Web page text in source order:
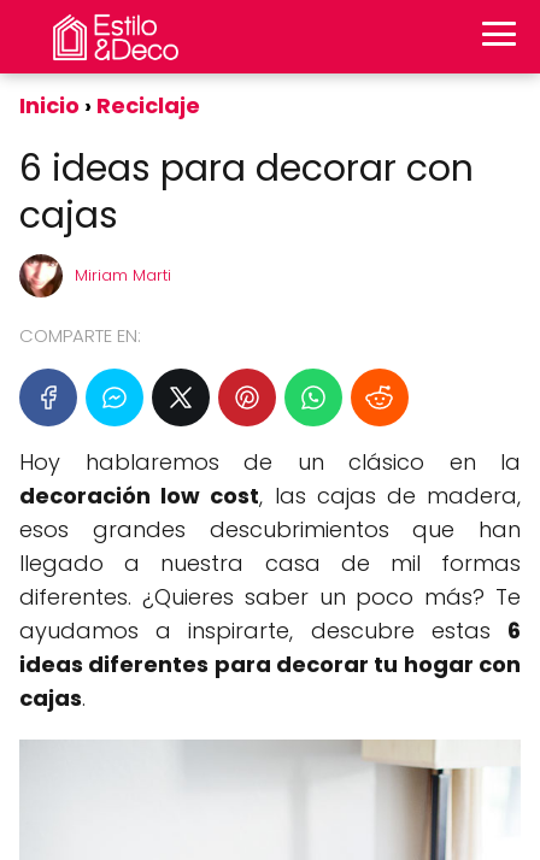
Inicio Reciclaje
6 ideas para decorar con
cajas
Miriam Marti
COMPARTE EN:
Hoy hablaremos de un clásico en la
decoración low cost, las cajas de madera,
esos grandes descubrimientos que han
llegado a nuestra casa de mil formas
diferentes. ¿Quieres saber un poco más? Te
ayudamos a inspirarte, descubre estas 6
ideas diferentes para decorar tu hogar con
cajas.